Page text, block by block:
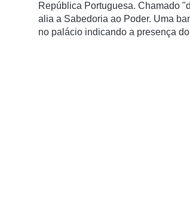
República Portuguesa. Chamado
alia a Sabedoria ao Poder. Uma
no palácio indicando a presença